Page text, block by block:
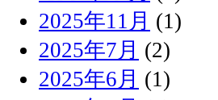
2025年11月 (1)
2025年7月 (2)
2025年6月 (1)